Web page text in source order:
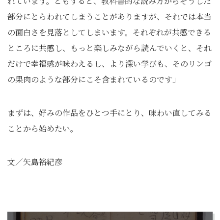
部分にとらわれてしまうことがありますが、それでは本当
の面白さを見落としてしまいます。それぞれが共感できる
ところに共感し、もっと楽しみながら読んでいくと、それ
だけで幸福感が味わえるし、より深い学びも、そのリンゴ
の果肉のような部分にこそ含まれているのです」
まずは、好みの作品をひとつ手にとり、味わい直してみる
ことから始めたい。
文／矢島裕紀彦